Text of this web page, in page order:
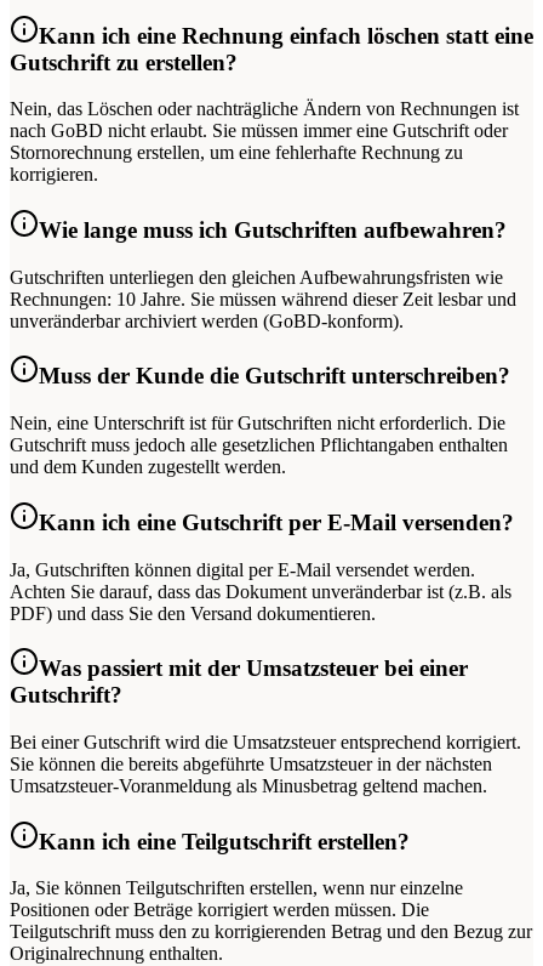
Kann ich eine Rechnung einfach löschen statt eine
Gutschrift zu erstellen?
Nein, das Löschen oder nachträgliche Ändern von Rechnungen ist
nach GoBD nicht erlaubt. Sie müssen immer eine Gutschrift oder
Stornorechnung erstellen, um eine fehlerhafte Rechnung zu
korrigieren.
Wie lange muss ich Gutschriften aufbewahren?
Gutschriften unterliegen den gleichen Aufbewahrungsfristen wie
Rechnungen: 10 Jahre. Sie müssen während dieser Zeit lesbar und
unveränderbar archiviert werden (GoBD-konform).
Muss der Kunde die Gutschrift unterschreiben?
Nein, eine Unterschrift ist für Gutschriften nicht erforderlich. Die
Gutschrift muss jedoch alle gesetzlichen Pflichtangaben enthalten
und dem Kunden zugestellt werden.
Kann ich eine Gutschrift per E-Mail versenden?
Ja, Gutschriften können digital per E-Mail versendet werden.
Achten Sie darauf, dass das Dokument unveränderbar ist (z.B. als
PDF) und dass Sie den Versand dokumentieren.
Was passiert mit der Umsatzsteuer bei einer
Gutschrift?
Bei einer Gutschrift wird die Umsatzsteuer entsprechend korrigiert.
Sie können die bereits abgeführte Umsatzsteuer in der nächsten
Umsatzsteuer-Voranmeldung als Minusbetrag geltend machen.
Kann ich eine Teilgutschrift erstellen?
Ja, Sie können Teilgutschriften erstellen, wenn nur einzelne
Positionen oder Beträge korrigiert werden müssen. Die
Teilgutschrift muss den zu korrigierenden Betrag und den Bezug zur
Originalrechnung enthalten.